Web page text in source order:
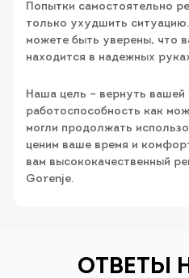
Попытки самостоятельно
только ухудшить
можете быть уверены, что
находится в надежных
Наша цель – вернуть вашей
работоспособность как
могли продолжать
ценим ваше время и
вам высококачественный
Gorenje.
ОТВЕТЫ